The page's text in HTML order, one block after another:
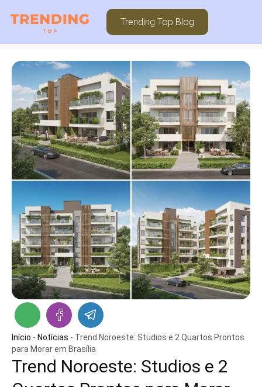
Trending Top Blog
Início - Notícias - Trend Noroeste: Studios e 2 Quartos Prontos
para Morar em Brasília
Trend Noroeste: Studios e 2